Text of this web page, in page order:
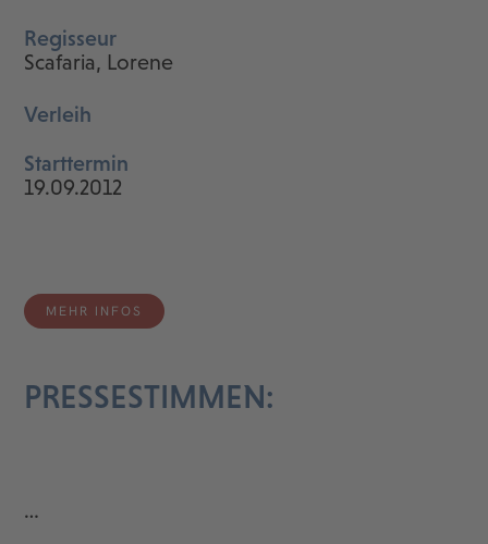
Regisseur
Scafaria, Lorene
Verleih
Starttermin
19.09.2012
MEHR INFOS
PRESSESTIMMEN:
…